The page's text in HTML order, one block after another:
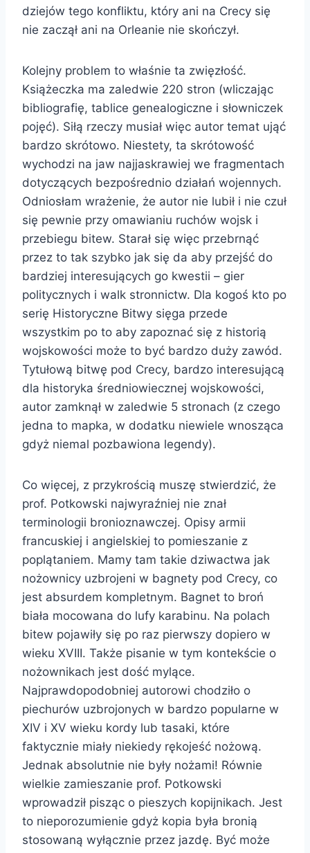
dziejów tego konfliktu, który ani na Crecy się
nie zaczął ani na Orleanie nie skończył.
Kolejny problem to właśnie ta zwięzłość.
Książeczka ma zaledwie 220 stron (wliczając
bibliografię, tablice genealogiczne i słowniczek
pojęć). Siłą rzeczy musiał więc autor temat ująć
bardzo skrótowo. Niestety, ta skrótowość
wychodzi na jaw najjaskrawiej we fragmentach
dotyczących bezpośrednio działań wojennych.
Odniosłam wrażenie, że autor nie lubił i nie czuł
się pewnie przy omawianiu ruchów wojsk i
przebiegu bitew. Starał się więc przebrnąć
przez to tak szybko jak się da aby przejść do
bardziej interesujących go kwestii – gier
politycznych i walk stronnictw. Dla kogoś kto po
serię Historyczne Bitwy sięga przede
wszystkim po to aby zapoznać się z historią
wojskowości może to być bardzo duży zawód.
Tytułową bitwę pod Crecy, bardzo interesującą
dla historyka średniowiecznej wojskowości,
autor zamknął w zaledwie 5 stronach (z czego
jedna to mapka, w dodatku niewiele wnosząca
gdyż niemal pozbawiona legendy).
Co więcej, z przykrością muszę stwierdzić, że
prof. Potkowski najwyraźniej nie znał
terminologii bronioznawczej. Opisy armii
francuskiej i angielskiej to pomieszanie z
poplątaniem. Mamy tam takie dziwactwa jak
nożownicy uzbrojeni w bagnety pod Crecy, co
jest absurdem kompletnym. Bagnet to broń
biała mocowana do lufy karabinu. Na polach
bitew pojawiły się po raz pierwszy dopiero w
wieku XVIII. Także pisanie w tym kontekście o
nożownikach jest dość mylące.
Najprawdopodobniej autorowi chodziło o
piechurów uzbrojonych w bardzo popularne w
XIV i XV wieku kordy lub tasaki, które
faktycznie miały niekiedy rękojeść nożową.
Jednak absolutnie nie były nożami! Równie
wielkie zamieszanie prof. Potkowski
wprowadził pisząc o pieszych kopijnikach. Jest
to nieporozumienie gdyż kopia była bronią
stosowaną wyłącznie przez jazdę. Być może